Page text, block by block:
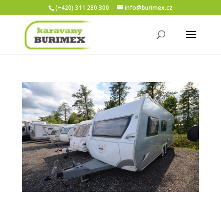
(+420) 311 280 300 info@burimex.cz